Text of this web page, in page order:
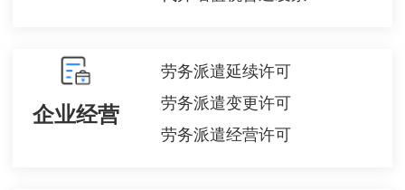
企业经营
劳务派遣延续许可
劳务派遣变更许可
劳务派遣经营许可